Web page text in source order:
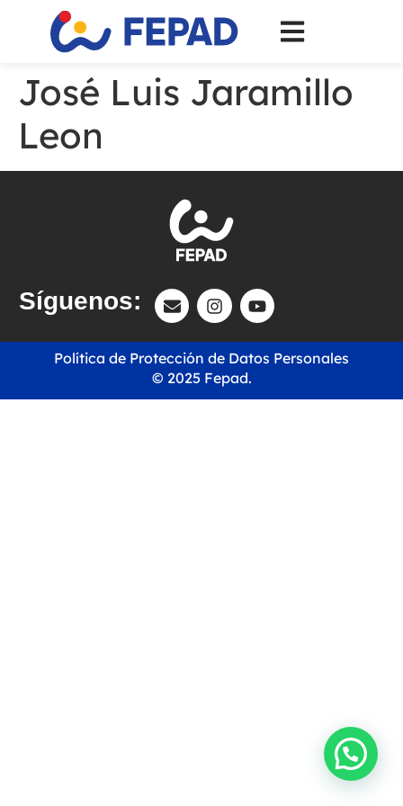
José Luis Jaramillo
Leon
Síguenos:
© 2025 Fepad.
Política de Protección de Datos Personales